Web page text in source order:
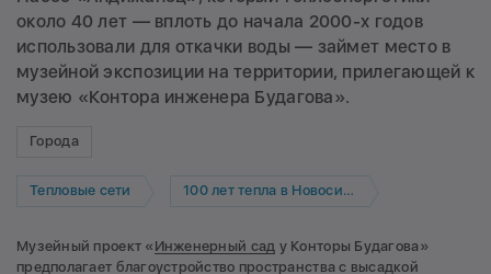
около 40 лет — вплоть до начала 2000-х годов
использовали для откачки воды — займет место в
музейной экспозиции на территории, прилегающей к
музею «Контора инженера Будагова».
Города
Тепловые сети 100 лет тепла в Новосибирске
Музейный проект « Инженерный сад у Конторы Будагова»
предполагает благоустройство пространства с высадкой